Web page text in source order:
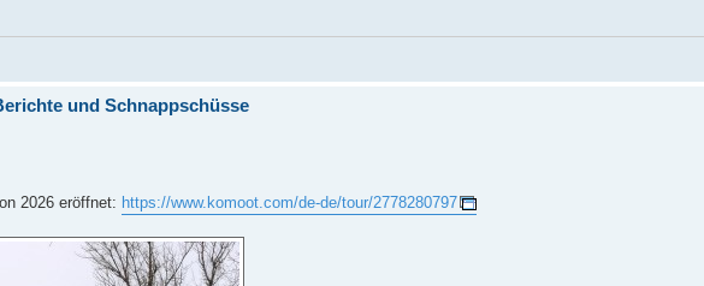
und Schnappschüsse
2026 eröffnet: https://www.komoot.com/de-de/tour/2778280797